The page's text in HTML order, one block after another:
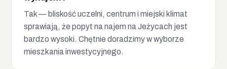
Tak — bliskość uczelni, centrum i miejski klimat
sprawiają, że popyt na najem na Jeżycach jest
bardzo wysoki. Chętnie doradzimy w wyborze
mieszkania inwestycyjnego.